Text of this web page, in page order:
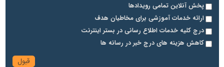
پخش آنلاین تمامی رویدادها
ارائه خدمات آموزشی برای مخاطیان هدف
درج کلیه خدمات اطلاع رسانی در بستر اینترنت
کاهش هزینه های درج خبر در رسانه ها